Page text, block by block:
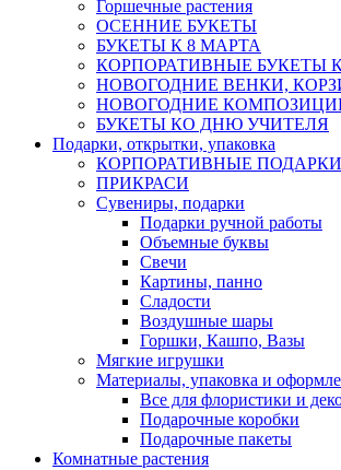
Горшечные растения
ОСЕННИЕ БУКЕТЫ
БУКЕТЫ К 8 МАРТА
КОРПОРАТИВНЫЕ БУКЕТЫ
НОВОГОДНИЕ ВЕНКИ,
НОВОГОДНИЕ
БУКЕТЫ КО ДНЮ УЧИТЕЛЯ
Подарки, открытки, упаковка
КОРПОРАТИВНЫЕ ПОДАРКИ
ПРИКРАСИ
Сувениры, подарки
Подарки ручной работы
Объемные буквы
Свечи
Картины, панно
Сладости
Воздушные шары
Горшки, Кашпо, Вазы
Мягкие игрушки
Материалы, упаковка и
Все для флористики и
Подарочные коробки
Подарочные пакеты
Комнатные растения